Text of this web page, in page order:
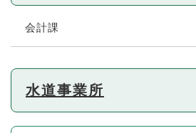
会計課
水道事業所